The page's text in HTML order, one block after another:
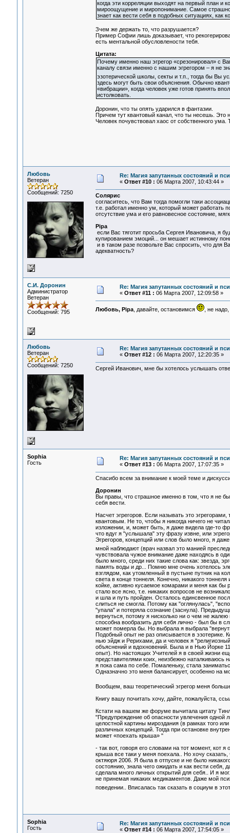
когда эти корреляции выходят на первый план и
мироощущение и миропонимание. Самое
знает как вести себя в подобных ситуациях, как
Зчем же держать то, что разрушается?
Пример Софии лишь доказывает, что
есть ментальной обусловлености тебя.
Цитата:
Почему именно наш эгрегор «срезонировал» с
каналу связи именно с нашим эгрегором – я не
эзотерической школы, секты и т.п., тогда бы Вы
здесь могут быть свои объяснения. Обычно
«вибрации», когда человек уже готов принять
истолковать.
Доронин, что ты опять ударился в фантазии.
Причем тут квантовый канал, что ты несешь. Это
Человек почувствовал хаос от собственного
Любовь
Ветеран
Сообщений: 7250
Re: Магия запутанных состояний и
« Ответ #10 : 06 Марта 2007, 10:43:44 »
Солярис
согласитесь, что Вам тогда помогли таки
т.е. работал именно ум, который может работать
отсутствие ума и его равновесное состояние,
Pipa
если Вас тяготит просьба Сергея Ивановича, я
купированием эмоций... он мешает истинному
и в таком разе позвольте Вас спросить, что для
адекватность?
С.И. Доронин
Администратор
Ветеран
Сообщений: 795
Re: Магия запутанных состояний и
« Ответ #11 : 06 Марта 2007, 12:09:58 »
Любовь, Pipa, давайте, остановимся , не
Любовь
Ветеран
Сообщений: 7250
Re: Магия запутанных состояний и
« Ответ #12 : 06 Марта 2007, 12:20:35 »
Сергей Иванович, мне бы хотелось услышать
Sophia
Гость
Re: Магия запутанных состояний и
« Ответ #13 : 06 Марта 2007, 17:07:35 »
Спасибо всем за внимание к моей теме и
Доронин
Вы правы, что страшное именно в том, что я не
себя вести.
Насчет эгрегоров. Если называть это
квантовым. Не то, чтобы я никогда ничего не
изложении, и, может быть, я даже видела где-то
что вдуг я "услышала" эту фразу извне, или
Эгрегоров, концепций или слов было много, я
мной наблюдают (врач назвал это манией
чувствовала чужое внимание даже находясь в
было много, среди них такие слова как: звезда,
память воды и др... Помню мне очень хотелось
взглядом, как утомленный в пустыне путник на
света в конце тоннеля. Конечно, никакого
койке, активно кусаемое комарами и меня как бы
стало все ясно, т.е. никаких вопросов не
и шла и путь пройден. Осталось единсвенное
слиться не смогла. Потому как "оглянулась",
"упала" и потеряла сознание (заснула).
вернуться, потому я нисколько ни о чем не
способна вообразить для себя лично - был бы в
может померла бы. Но выбрала я выбрала
Подобный опыт не раз описывается в эзотерике.
нью эйдж и Рерихами, да и человек я
объяснений и вдохновений. Была и в Нью Йорке
опыт). Но настоящих Учителей я в своей жизни
представителями коих, неизбежно наталкиваюсь
я пока сама по себе. Помаленьку, стала
Одназначно это меня балансирует, особенно на
Вообщем, ваш теоретический эгрегор меня
Книгу вашу почитать хочу, дайте, пожалуйста,
Кстати на вашем же форуме вычитала цитату
"Предупреждение об опасности увлечения одной
целостной картины мироздания (в рамках того
различных концепций. Тогда при остановке
может «поехать крыша» "
- так вот, говоря его словами на тот момент, кот
крыша все таки у меня поехала.. Но хочу
октяюря 2006. Я была в отпуске и не было
состоянию, знала чего ожидать и как вести
сделала много личных открытий для себя.. И я
не принемая никаких медикаментов. Даже мой
поведении.. Вписалась так сказать в социум в
Sophia
Гость
Re: Магия запутанных состояний и
« Ответ #14 : 06 Марта 2007, 17:54:05 »